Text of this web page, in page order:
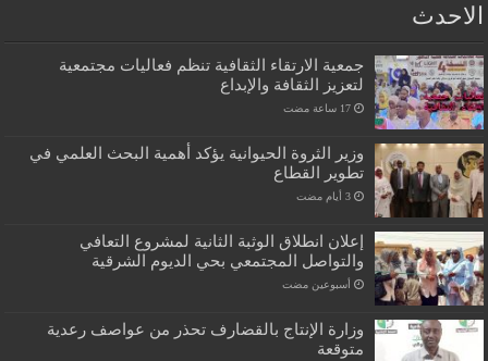
الاحدث
جمعية الارتقاء الثقافية تنظم فعاليات مجتمعية
لتعزيز الثقافة والإبداع
‏17 ساعة مضت
وزير الثروة الحيوانية يؤكد أهمية البحث العلمي في
تطوير القطاع
‏3 أيام مضت
إعلان انطلاق الوثبة الثانية لمشروع التعافي
والتواصل المجتمعي بحي الديوم الشرقية
‏أسبوعين مضت
وزارة الإنتاج بالقضارف تحذر من عواصف رعدية
متوقعة